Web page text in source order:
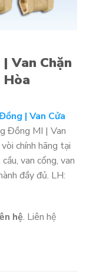
Van Chặn
| Van Cửa
Đồng MI | Van
chính hãng tại
van cổng, van
đầy đủ. LH:
hệ. Liên hệ